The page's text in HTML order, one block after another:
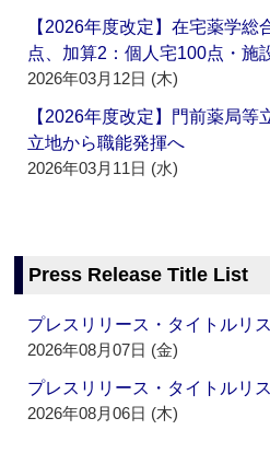
【2026年度改定】在宅薬学
点、加算2：個人宅100点・施
2026年03月12日 (木)
【2026年度改定】門前薬局
立地から職能発揮へ
2026年03月11日 (水)
Press Release Title List
プレスリリース・タイトルリ
2026年08月07日 (金)
プレスリリース・タイトルリ
2026年08月06日 (木)